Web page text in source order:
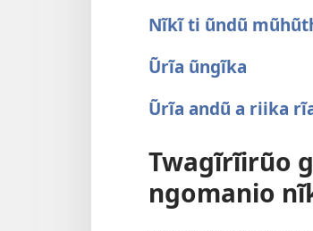
Nĩkĩ ti ũndũ
Ũrĩa ũngĩka
Ũrĩa andũ a riika
Twagĩrĩirũo
ngomanio